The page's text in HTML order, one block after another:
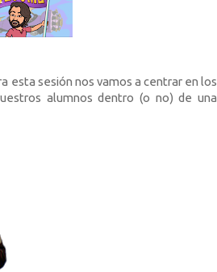
esta sesión nos vamos a centrar en los
alumnos dentro (o no) de una